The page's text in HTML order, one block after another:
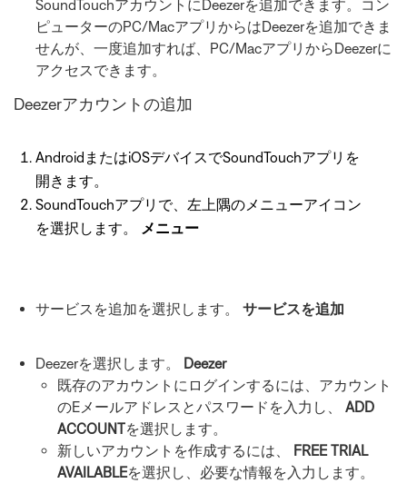
SoundTouchアカウントにDeezerを追加できます。コン
ピューターのPC/MacアプリからはDeezerを追加できま
せんが、一度追加すれば、PC/MacアプリからDeezerに
アクセスできます。
Deezerアカウントの追加
AndroidまたはiOSデバイスでSoundTouchアプリを
開きます。
SoundTouchアプリで、左上隅のメニューアイコン
を選択します。
メニュー
サービスを追加を選択します。 サービスを追加
Deezerを選択します。 Deezer
既存のアカウントにログインするには、アカウント
のEメールアドレスとパスワードを入力し、 ADD
ACCOUNTを選択します。
新しいアカウントを作成するには、 FREE TRIAL
AVAILABLEを選択し、必要な情報を入力します。